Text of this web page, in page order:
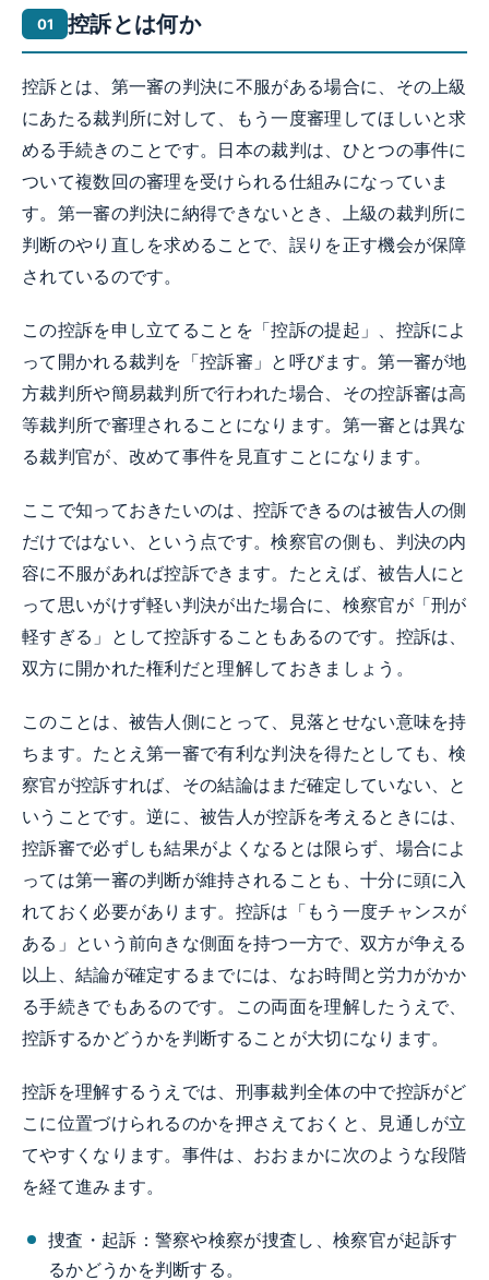
控訴とは何か
控訴とは、第一審の判決に不服がある場合に、その上級
にあたる裁判所に対して、もう一度審理してほしいと求
める手続きのことです。日本の裁判は、ひとつの事件に
ついて複数回の審理を受けられる仕組みになっていま
す。第一審の判決に納得できないとき、上級の裁判所に
判断のやり直しを求めることで、誤りを正す機会が保障
されているのです。
この控訴を申し立てることを「控訴の提起」、控訴によ
って開かれる裁判を「控訴審」と呼びます。第一審が地
方裁判所や簡易裁判所で行われた場合、その控訴審は高
等裁判所で審理されることになります。第一審とは異な
る裁判官が、改めて事件を見直すことになります。
ここで知っておきたいのは、控訴できるのは被告人の側
だけではない、という点です。検察官の側も、判決の内
容に不服があれば控訴できます。たとえば、被告人にと
って思いがけず軽い判決が出た場合に、検察官が「刑が
軽すぎる」として控訴することもあるのです。控訴は、
双方に開かれた権利だと理解しておきましょう。
このことは、被告人側にとって、見落とせない意味を持
ちます。たとえ第一審で有利な判決を得たとしても、検
察官が控訴すれば、その結論はまだ確定していない、と
いうことです。逆に、被告人が控訴を考えるときには、
控訴審で必ずしも結果がよくなるとは限らず、場合によ
っては第一審の判断が維持されることも、十分に頭に入
れておく必要があります。控訴は「もう一度チャンスが
ある」という前向きな側面を持つ一方で、双方が争える
以上、結論が確定するまでには、なお時間と労力がかか
る手続きでもあるのです。この両面を理解したうえで、
控訴するかどうかを判断することが大切になります。
控訴を理解するうえでは、刑事裁判全体の中で控訴がど
こに位置づけられるのかを押さえておくと、見通しが立
てやすくなります。事件は、おおまかに次のような段階
を経て進みます。
捜査・起訴：警察や検察が捜査し、検察官が起訴す
るかどうかを判断する。